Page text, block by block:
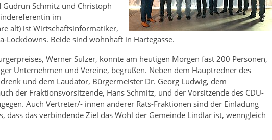
Schmitz und Christoph
im
alt) ist Wirtschaftsinformatiker,
Lockdowns. Beide sind wohnhaft in Hartegasse.
Werner Sülzer, konnte am heutigen Morgen fast 200 Personen,
Unternehmen und Vereine, begrüßen. Neben dem Hauptredner des
und dem Laudator, Bürgermeister Dr. Georg Ludwig, dem
der Fraktionsvorsitzende, Hans Schmitz, und der Vorsitzende des CDU-
Auch Vertreter/- innen anderer Rats-Fraktionen sind der Einladung
dass das verbindende Ziel das Wohl der Gemeinde Lindlar ist, wenngleich